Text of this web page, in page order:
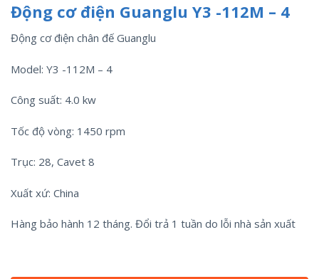
Động cơ điện Guanglu Y3 -112M – 4
Động cơ điện chân đế Guanglu
Model: Y3 -112M – 4
Công suất: 4.0 kw
Tốc độ vòng: 1450 rpm
Trục: 28, Cavet 8
Xuất xứ: China
Hàng bảo hành 12 tháng. Đổi trả 1 tuần do lỗi nhà sản xuất